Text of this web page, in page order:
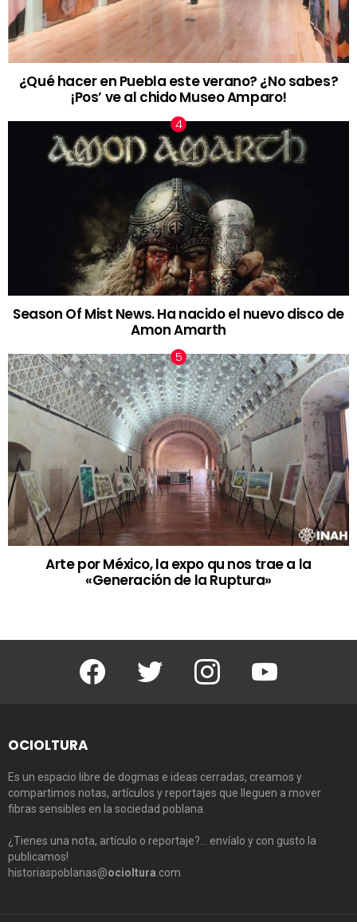
¿Qué hacer en Puebla este verano? ¿No sabes?
¡Pos’ ve al chido Museo Amparo!
Season Of Mist News. Ha nacido el nuevo disco de
Amon Amarth
Arte por México, la expo qu nos trae a la
«Generación de la Ruptura»
Facebook Twitter Instagram Youtube
OCIOLTURA
Es un espacio libre de dogmas e ideas cerradas, creamos y
compartimos notas, artículos y reportajes que lleguen a mover
fibras sensibles en la sociedad poblana.
¿Tienes una nota, artículo o reportaje?… envíalo y con gusto la
publicamos!
historiaspoblanas@ocioltura .com